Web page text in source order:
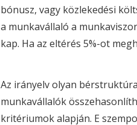
bónusz, vagy közlekedési
a munkavállaló a
kap. Ha az eltérés 5%-ot
Az irányelv olyan
munkavállalók
kritériumok alapján. E